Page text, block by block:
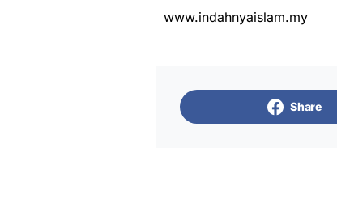
www.indahnyaislam.my
Share